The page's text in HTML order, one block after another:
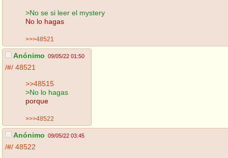
>No se si leer el mystery
No lo hagas
>>>48521
Anónimo 09/05/22 01:50
/#/ 48521
>>48515
>No lo hagas
porque
>>>48522
Anónimo 09/05/22 03:45
/#/ 48522